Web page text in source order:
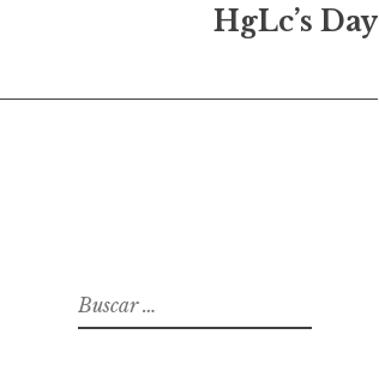
HgLc’s Day
B
u